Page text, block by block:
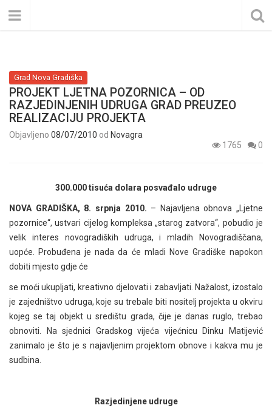
Grad Nova Gradiška
PROJEKT LJETNA POZORNICA – OD
RAZJEDINJENIH UDRUGA GRAD PREUZEO
REALIZACIJU PROJEKTA
Objavljeno 08/07/2010 od Novagra
1765
0
300.000 tisuća dolara posvađalo udruge
NOVA GRADIŠKA, 8. srpnja 2010. – Najavljena obnova „Ljetne
pozornice“, ustvari cijelog kompleksa „starog zatvora“, pobudio je
velik interes novogradiških udruga, i mladih Novogradiščana,
uopće. Probuđena je nada da će mladi Nove Gradiške napokon
dobiti mjesto gdje će
se moći ukupljati, kreativno djelovati i zabavljati. Nažalost, izostalo
je zajedništvo udruga, koje su trebale biti nositelj projekta u okviru
kojeg se taj objekt u središtu grada, čije je danas ruglo, trebao
obnoviti. Na sjednici Gradskog vijeća vijećnicu Dinku Matijević
zanimalo je što je s najavljenim projektom obnove i kakva mu je
sudbina.
Razjedinjene udruge